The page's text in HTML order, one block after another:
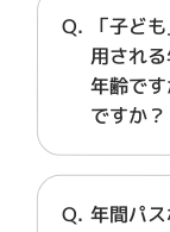
「子ど
用され
年齢で
ですか？
年間パ